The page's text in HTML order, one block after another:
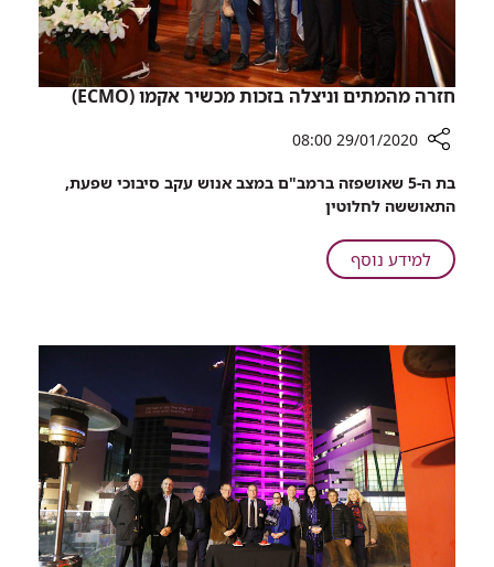
רוזנברג
על
הבמה
ברמב"ם
חזרה מהמתים וניצלה בזכות מכשיר אקמו (ECMO)
שיתוף
חזרה
מהמתים
וניצלה
בזכות
29/01/2020 08:00
בת ה-5 שאושפזה ברמב"ם במצב אנוש עקב סיבוכי שפעת,
התאוששה לחלוטין
למידע נוסףעל
חזרה
מכשיר
אקמו
(ECMO)